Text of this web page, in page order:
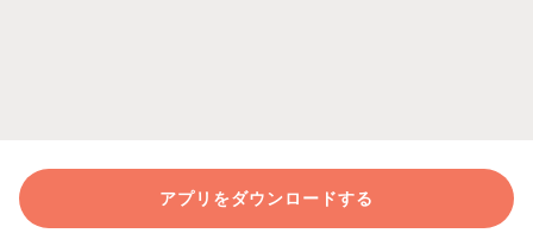
アプリをダウンロードする